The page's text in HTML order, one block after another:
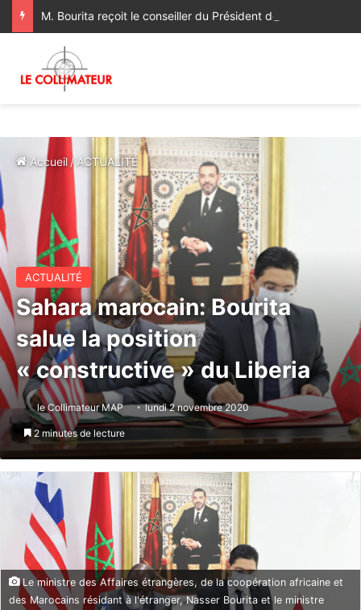
Accueil/ ACTUALITÉ
ACTUALITÉ
Sahara marocain: Bourita
salue la position
« constructive » du Liberia
le Collimateur MAP lundi 2 novembre 2020
2 minutes de lecture
Le ministre des Affaires étrangères, de la coopération africaine et
des Marocains résidant à l'étranger, Nasser Bourita et le ministre